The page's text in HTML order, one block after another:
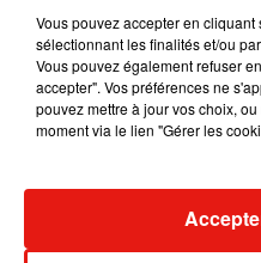
Tayc et
Vous pouvez accepter en cliquant
sélectionnant les finalités et/ou
Vous pouvez également refuser
accepter". Vos préférences ne
pouvez mettre à jour vos choix,
moment via le lien "Gérer les